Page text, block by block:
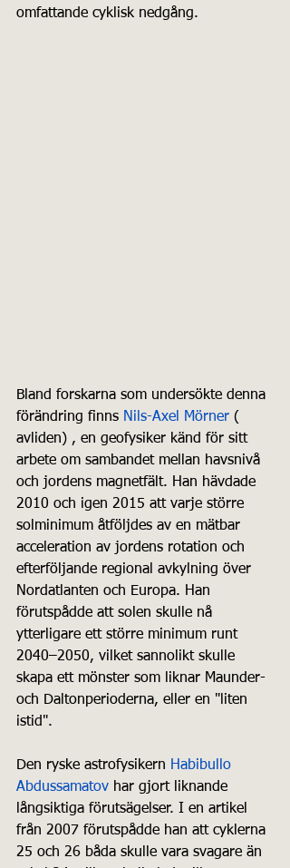
omfattande cyklisk nedgång.
Bland forskarna som undersökte denna
förändring finns Nils-Axel Mörner (
avliden) , en geofysiker känd för sitt
arbete om sambandet mellan havsnivå
och jordens magnetfält. Han hävdade
2010 och igen 2015 att varje större
solminimum åtföljdes av en mätbar
acceleration av jordens rotation och
efterföljande regional avkylning över
Nordatlanten och Europa. Han
förutspådde att solen skulle nå
ytterligare ett större minimum runt
2040–2050, vilket sannolikt skulle
skapa ett mönster som liknar Maunder-
och Daltonperioderna, eller en "liten
istid".
Den ryske astrofysikern Habibullo
Abdussamatov har gjort liknande
långsiktiga förutsägelser. I en artikel
från 2007 förutspådde han att cyklerna
25 och 26 båda skulle vara svagare än